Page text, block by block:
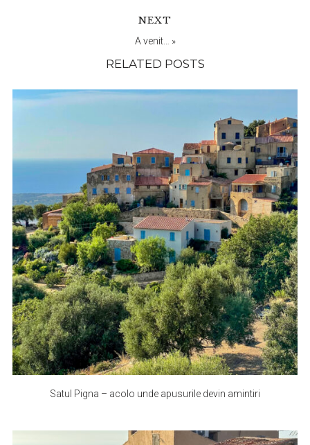
NEXT
A venit… »
RELATED POSTS
Satul Pigna – acolo unde apusurile devin amintiri